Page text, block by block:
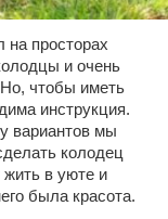
на просторах
и очень
чтобы иметь
инструкция.
вариантов мы
колодец
в уюте и
была красота.